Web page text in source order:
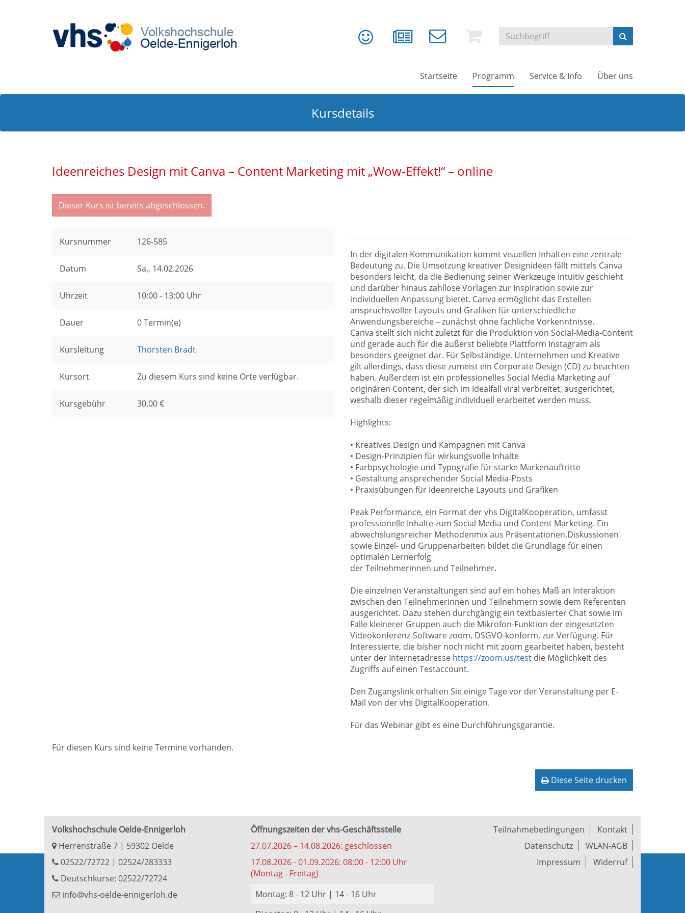
Startseite Programm Service & Info Über uns
Kursdetails
Ideenreiches Design mit Canva – Content Marketing mit „Wow-Effekt!“ – online
Dieser Kurs ist bereits abgeschlossen.
Kursnummer 126-585
Datum Sa., 14.02.2026
Uhrzeit 10:00 - 13:00 Uhr
Dauer 0 Termin(e)
Kursleitung Thorsten Bradt
Kursort Zu diesem Kurs sind keine Orte verfügbar.
Kursgebühr 30,00 €
In der digitalen Kommunikation kommt visuellen Inhalten eine zentrale
Bedeutung zu. Die Umsetzung kreativer Designideen fällt mittels Canva
besonders leicht, da die Bedienung seiner Werkzeuge intuitiv geschieht
und darüber hinaus zahllose Vorlagen zur Inspiration sowie zur
individuellen Anpassung bietet. Canva ermöglicht das Erstellen
anspruchsvoller Layouts und Grafiken für unterschiedliche
Anwendungsbereiche – zunächst ohne fachliche Vorkenntnisse.
Canva stellt sich nicht zuletzt für die Produktion von Social-Media-Content
und gerade auch für die äußerst beliebte Plattform Instagram als
besonders geeignet dar. Für Selbständige, Unternehmen und Kreative
gilt allerdings, dass diese zumeist ein Corporate Design (CD) zu beachten
haben. Außerdem ist ein professionelles Social Media Marketing auf
originären Content, der sich im Idealfall viral verbreitet, ausgerichtet,
weshalb dieser regelmäßig individuell erarbeitet werden muss.
Highlights:
• Kreatives Design und Kampagnen mit Canva
• Design-Prinzipien für wirkungsvolle Inhalte
• Farbpsychologie und Typografie für starke Markenauftritte
• Gestaltung ansprechender Social Media-Posts
• Praxisübungen für ideenreiche Layouts und Grafiken
Peak Performance, ein Format der vhs DigitalKooperation, umfasst
professionelle Inhalte zum Social Media und Content Marketing. Ein
abwechslungsreicher Methodenmix aus Präsentationen,Diskussionen
sowie Einzel- und Gruppenarbeiten bildet die Grundlage für einen
optimalen Lernerfolg
der Teilnehmerinnen und Teilnehmer.
Die einzelnen Veranstaltungen sind auf ein hohes Maß an Interaktion
zwischen den Teilnehmerinnen und Teilnehmern sowie dem Referenten
ausgerichtet. Dazu stehen durchgängig ein textbasierter Chat sowie im
Falle kleinerer Gruppen auch die Mikrofon-Funktion der eingesetzten
Videokonferenz-Software zoom, DSGVO-konform, zur Verfügung. Für
Interessierte, die bisher noch nicht mit zoom gearbeitet haben, besteht
unter der Internetadresse https://zoom.us/test die Möglichkeit des
Zugriffs auf einen Testaccount.
Den Zugangslink erhalten Sie einige Tage vor der Veranstaltung per E-
Mail von der vhs DigitalKooperation.
Für das Webinar gibt es eine Durchführungsgarantie.
Für diesen Kurs sind keine Termine vorhanden.
Diese Seite drucken
Volkshochschule Oelde-Ennigerloh
Herrenstraße 7 | 59302 Oelde
02522/72722 | 02524/283333
Deutschkurse: 02522/72724
info@vhs-oelde-ennigerloh.de
Öffnungszeiten der vhs-Geschäftsstelle
27.07.2026 – 14.08.2026: geschlossen
17.08.2026 - 01.09.2026: 08:00 - 12:00 Uhr
(Montag - Freitag)
Montag: 8 - 12 Uhr | 14 - 16 Uhr
Teilnahmebedingungen
Kontakt
Datenschutz
WLAN-AGB
Impressum
Widerruf